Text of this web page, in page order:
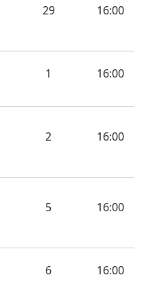
29 16:00
1 16:00
2 16:00
5 16:00
6 16:00